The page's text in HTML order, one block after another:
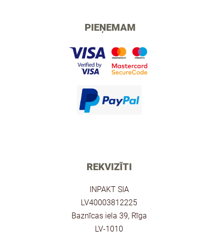
PIEŅEMAM
REKVIZĪTI
INPAKT SIA
LV40003812225
Baznīcas iela 39, Rīga
LV-1010